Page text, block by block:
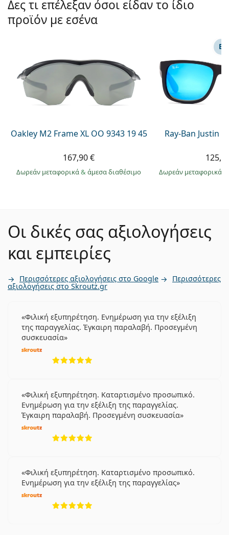
Δες τι επέλεξαν όσοι είδαν το ίδιο
προϊόν με εσένα
Oakley M2 Frame XL OO 9343 19 45
167,90 €
Δωρεάν μεταφορικά& άμεσα διαθέσιμο
Ray-Ban Justin
Δωρεάν μεταφορικά
Οι δικές σας αξιολογήσεις
και εμπειρίες
Περισσότερες αξιολογήσεις στο Google Περισσότερες
αξιολογήσεις στο Skroutz.gr
Φιλική εξυπηρέτηση. Ενημέρωση για την εξέλιξη
της παραγγελίας. Έγκαιρη παραλαβή. Προσεγμένη
συσκευασία
Φιλική εξυπηρέτηση. Καταρτισμένο προσωπικό.
Ενημέρωση για την εξέλιξη της παραγγελίας.
Έγκαιρη παραλαβή. Προσεγμένη συσκευασία
Φιλική εξυπηρέτηση. Καταρτισμένο προσωπικό.
Ενημέρωση για την εξέλιξη της παραγγελίας